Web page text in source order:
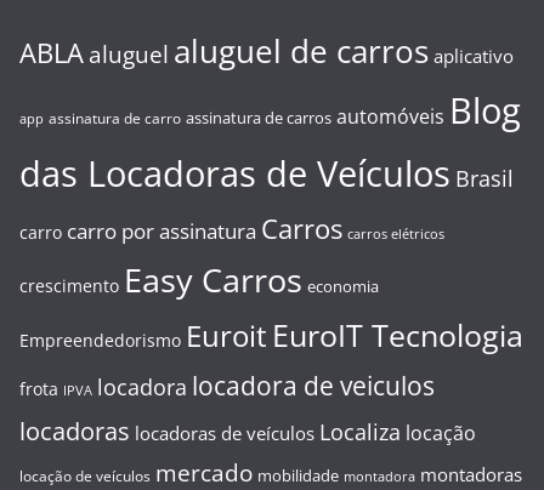
ABLA aluguel aluguel de carros aplicativo
app assinatura de carro assinatura de carros automóveis Blog
das Locadoras de Veículos Brasil
carro carro por assinatura Carros carros elétricos
crescimento Easy Carros economia
Empreendedorismo Euroit EuroIT Tecnologia
frota IPVA locadora locadora de veiculos
locadoras locadoras de veículos Localiza locação
locação de veículos mercado mobilidade montadora montadoras